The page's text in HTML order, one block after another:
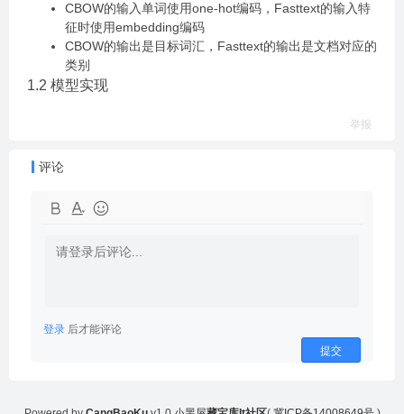
CBOW的输入单词使用one-hot编码，Fasttext的输入特
征时使用embedding编码
CBOW的输出是目标词汇，Fasttext的输出是文档对应的
类别
1.2 模型实现
举报
评论
登录 后才能评论
提交